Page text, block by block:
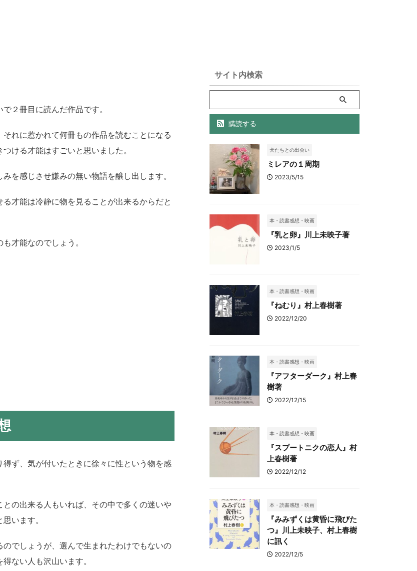
で２冊目に読んだ作品です。
れに惹かれて何冊もの作品を読むことになる
ける才能はすごいと思いました。
を感じさせ嫌みの無い物語を醸し出します。
才能は冷静に物を見ることが出来るからだと
才能なのでしょう。
ず、気が付いたときに徐々に性という物を感
の出来る人もいれば、その中で多くの迷いや
います。
でしょうが、選んで生まれたわけでもないの
ない人も沢山います。
サイト内検索
購読する
犬たちとの出会い
ミレアの１周期
2023/5/15
本・読書感想・映画
『乳と卵』川上未映子著
2023/1/5
本・読書感想・映画
『ねむり』村上春樹著
2022/12/20
本・読書感想・映画
『アフターダーク』村上春
樹著
2022/12/15
本・読書感想・映画
『スプートニクの恋人』村
上春樹著
2022/12/12
本・読書感想・映画
『みみずくは黄昏に飛びた
つ』川上未映子、村上春樹
に訊く
2022/12/5